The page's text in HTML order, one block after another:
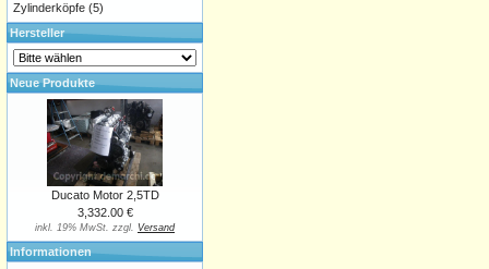
Zylinderköpfe (5)
Hersteller
Neue Produkte
Ducato Motor 2,5TD
3,332.00 €
inkl. 19% MwSt. zzgl. Versand
Informationen